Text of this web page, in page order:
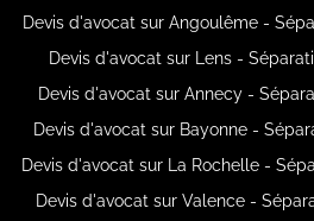
Devis d'avocat sur Angoulême -
Devis d'avocat sur Lens -
Devis d'avocat sur Annecy -
Devis d'avocat sur Bayonne -
Devis d'avocat sur La Rochelle -
Devis d'avocat sur Valence -